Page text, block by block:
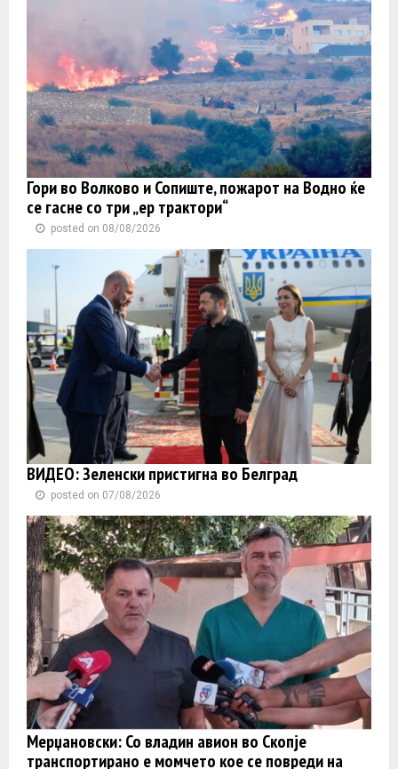
Гори во Волково и Сопиште, пожарот на Водно ќе
се гасне со три „ер трактори“
posted on 08/08/2026
ВИДЕО: Зеленски пристигна во Белград
posted on 07/08/2026
Мерџановски: Со владин авион во Скопје
транспортиранo e момчето кое се повреди на